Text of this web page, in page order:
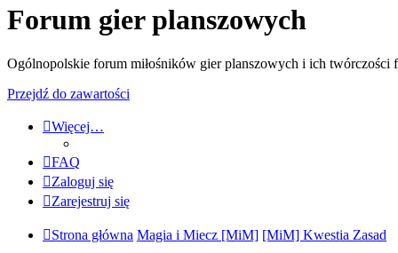
Forum gier planszowych
Ogólnopolskie forum miłośników gier planszowych i ich twórczości
Przejdź do zawartości
Więcej…
FAQ
Zaloguj się
Zarejestruj się
Strona główna Magia i Miecz [MiM] [MiM] Kwestia Zasad